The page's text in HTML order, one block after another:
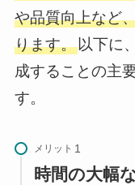
や品質向上など
ります。以下に
成することの主
す。
メリット
時間の大幅